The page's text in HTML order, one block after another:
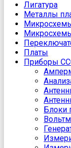
Лигатура
Металлы
Платы
Приборы
Блоки